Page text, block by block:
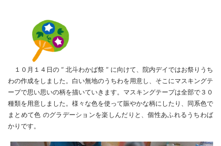
１０月１４日の “ 北斗わかば祭 ” に向けて、院内デイではお祭りうち
わの作成をしました。白い無地のうちわを用意し、そこにマスキングテ
ープで思い思いの柄を描いていきます。マスキングテープは全部で３０
種類を用意しました。様々な色を使って賑やかな柄にしたり、同系色で
まとめて色 のグラデーションを楽しんだりと、個性あふれるうちわば
かりです。